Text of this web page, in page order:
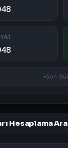
Son
Hesaplama